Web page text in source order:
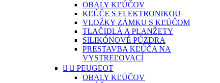
OBALY KĽÚČOV
KĽÚČE S ELEKTRONIKOU
VLOŽKY ZÁMKU S KĽÚČOM
TLAČIDLÁ A PLANŽETY
SILIKÓNOVÉ PÚZDRA
PRESTAVBA KĽÚČA NA
VYSTREĽOVACÍ
  PEUGEOT
OBALY KĽÚČOV